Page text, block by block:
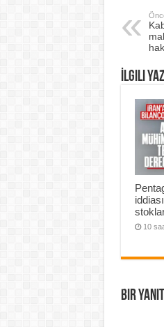
İlgili
10
Bir